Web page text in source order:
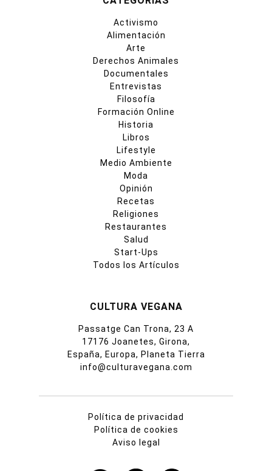
Activismo
Alimentación
Arte
Derechos Animales
Documentales
Entrevistas
Filosofía
Formación Online
Historia
Libros
Lifestyle
Medio Ambiente
Moda
Opinión
Recetas
Religiones
Restaurantes
Salud
Start-Ups
Todos los Artículos
CULTURA VEGANA
Passatge Can Trona, 23 A
17176 Joanetes, Girona,
España, Europa, Planeta Tierra
info@culturavegana.com
Política de privacidad
Política de cookies
Aviso legal